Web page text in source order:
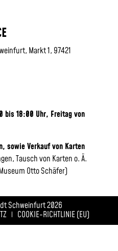
Markt 1, 97421
bis 18:00 Uhr, Freitag von
sowie Verkauf von Karten
Tausch von Karten o. Ä.
Otto Schäfer)
Schweinfurt 2026
COOKIE-RICHTLINIE (EU)